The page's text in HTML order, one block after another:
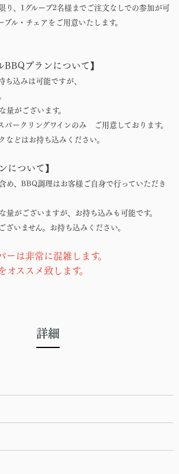
り、1グループ2名様までご注文なしでの参加が可
ル・チェアをご用意いたします。
BBQプランについて】
込みは可能ですが、
がございます。
パークリングワインのみ ご用意しております。
などはお持ち込みください。
について】
め、BBQ調理はお客様ご自身で行っていただき
がございますが、お持ち込みも可能です。
いません。お持ち込みください。
は非常に混雑します。
ススメ致します。
詳細